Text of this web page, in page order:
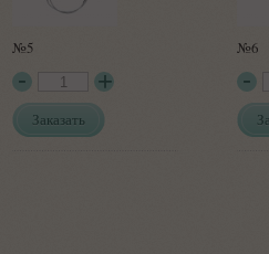
№5
Заказать
№6